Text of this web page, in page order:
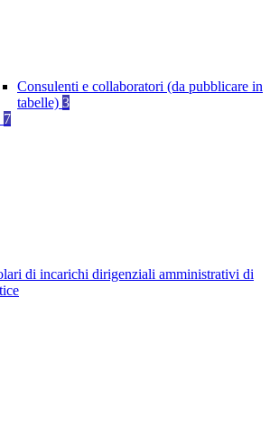
Consulenti e collaboratori (da pubblicare in
tabelle) 3
7
di incarichi dirigenziali amministrativi di